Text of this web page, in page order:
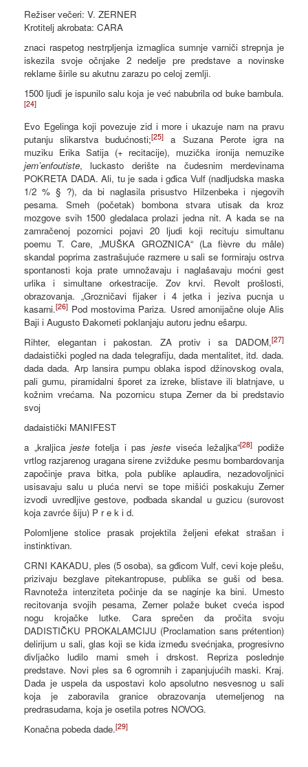
Režiser večeri: V. ZERNER
Krotitelj akrobata: CARA
znaci raspetog nestrpljenja izmaglica sumnje varniči strepnja je
iskezila svoje očnjake 2 nedelje pre predstave a novinske
reklame širile su akutnu zarazu po celoj zemlji.
1500 ljudi je ispunilo salu koja je već nabubrila od buke bambula.
[24]
Evo Egelinga koji povezuje zid i more i ukazuje nam na pravu
putanju slikarstva budućnosti;[25]
a Suzana Perote igra na
muziku Erika Satija (+ recitacije), muzička ironija nemuzike
jem’enfoutiste, luckasto derište na čudesnim merdevinama
POKRETA DADA. Ali, tu je sada i gđica Vulf (nadljudska maska
1/2 % § ?), da bi naglasila prisustvo Hilzenbeka i njegovih
pesama. Smeh (početak) bombona stvara utisak da kroz
mozgove svih 1500 gledalaca prolazi jedna nit. A kada se na
zamračenoj pozornici pojavi 20 ljudi koji recituju simultanu
poemu T. Care, „MUŠKA GROZNICA“ (La fièvre du mâle)
skandal poprima zastrašujuće razmere u sali se formiraju ostrva
spontanosti koja prate umnožavaju i naglašavaju moćni gest
urlika i simultane orkestracije. Zov krvi. Revolt prošlosti,
obrazovanja. „Grozničavi fijaker i 4 jetka i jeziva pucnja u
kasarni.[26] Pod mostovima Pariza. Usred amonijačne oluje Alis
Baji i Augusto Đakometi poklanjaju autoru jednu ešarpu.
Rihter, elegantan i pakostan. ZA protiv i sa DADOM,[27]
dadaistički pogled na dada telegrafiju, dada mentalitet, itd. dada.
dada dada. Arp lansira pumpu oblaka ispod džinovskog ovala,
pali gumu, piramidalni šporet za izreke, blistave ili blatnjave, u
kožnim vrećama. Na pozornicu stupa Zerner da bi predstavio
svoj
dadaistički MANIFEST
a „kraljicajeste fotelja i pasjeste viseća ležaljka“[28] podiže
vrtlog razjarenog uragana sirene zvižduke pesmu bombardovanja
započinje prava bitka, pola publike aplaudira, nezadovoljnici
usisavaju salu u pluća nervi se tope mišići poskakuju Zerner
izvodi uvredljive gestove, podbada skandal u guzicu (surovost
koja zavrće šiju) P r e k i d.
Polomljene stolice prasak projektila željeni efekat strašan i
instinktivan.
CRNI KAKADU, ples (5 osoba), sa gđicom Vulf, cevi koje plešu,
prizivaju bezglave pitekantropuse, publika se guši od besa.
Ravnoteža intenziteta počinje da se naginje ka bini. Umesto
recitovanja svojih pesama, Zerner polaže buket cveća ispod
nogu krojačke lutke. Cara sprečen da pročita svoju
DADISTIČKU PROKALAMCIJU (Proclamation sans prétention)
delirijum u sali, glas koji se kida između svećnjaka, progresivno
divljačko ludilo mami smeh i drskost. Repriza poslednje
predstave. Novi ples sa 6 ogromnih i zapanjujućih maski. Kraj.
Dada je uspela da uspostavi kolo apsolutno nesvesnog u sali
koja je zaboravila granice obrazovanja utemeljenog na
predrasudama, koja je osetila potres NOVOG.
Konačna pobeda dade.[29]